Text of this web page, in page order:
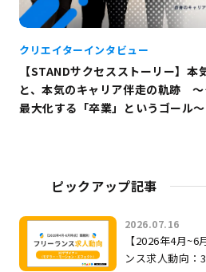
クリエイターインタビュー
【STANDサクセスストーリー】
と、本気のキャリア伴走の軌跡
最大化する「卒業」というゴール〜
ピックアップ記事
2026.07.16
【2026年4月
ンス求人動向：